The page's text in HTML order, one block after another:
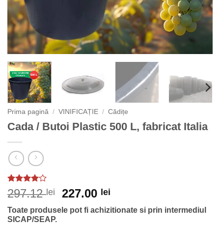
Prima pagină / VINIFICAȚIE / Cădițe
Cada / Butoi Plastic 500 L, fabricat Italia
Evaluat
la4din
5 pe
baza unei
singure
297.12 lei
Prețul
inițial
a
227.00 lei
curent
este:
Toate produsele pot fi achizitionate si prin intermediul
SICAP/SEAP.